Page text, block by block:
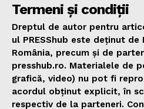
Termeni și condiții
Dreptul de autor pentru
ul PRESShub este deținut de
România, precum și de
presshub.ro. Materialele de
grafică, video) nu pot fi
acordul obținut explicit, în
respectiv de la parteneri.